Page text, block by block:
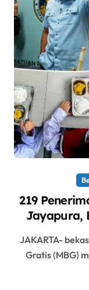
219
Jayapura,
JAKARTA- bekasitoday.com – Program Makan Bergizi
Gratis (MBG)